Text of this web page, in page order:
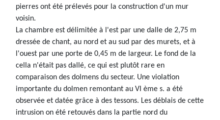
pierres ont été prélevés pour la construction d'un mur
voisin.
La chambre est délimitée à l'est par une dalle de 2,75 m
dressée de chant, au nord et au sud par des murets, et à
l'ouest par une porte de 0,45 m de largeur. Le fond de la
cella n'était pas dallé, ce qui est plutôt rare en
comparaison des dolmens du secteur. Une violation
importante du dolmen remontant au VI ème s. a été
observée et datée grâce à des tessons. Les déblais de cette
intrusion on été retouvés dans la partie nord du